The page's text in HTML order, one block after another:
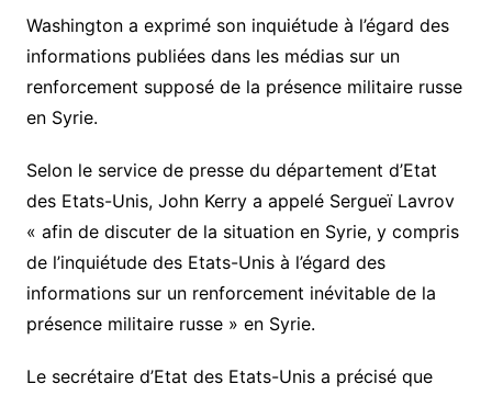
Washington a exprimé son inquiétude à l’égard des
informations publiées dans les médias sur un
renforcement supposé de la présence militaire russe
en Syrie.
Selon le service de presse du département d’Etat
des Etats-Unis, John Kerry a appelé Sergueï Lavrov
« afin de discuter de la situation en Syrie, y compris
de l’inquiétude des Etats-Unis à l’égard des
informations sur un renforcement inévitable de la
présence militaire russe » en Syrie.
Le secrétaire d’Etat des Etats-Unis a précisé que